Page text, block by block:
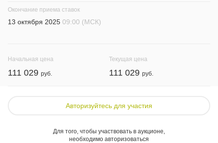
Окончание приема ставок
13 октября 2025 09:00 (МСК)
Начальная цена
111 029
Текущая цена
111 029
Авторизуйтесь для участия
Для того, чтобы участвовать в аукционе,
необходимо авторизоваться